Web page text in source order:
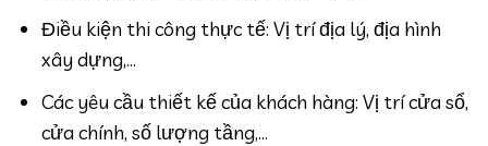
Điều kiện thi công thực tế: Vị trí địa lý, địa hình
xây dựng,…
Các yêu cầu thiết kế của khách hàng: Vị trí cửa sổ,
cửa chính, số lượng tầng,…